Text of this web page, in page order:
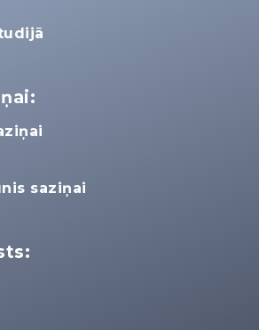
saziņai